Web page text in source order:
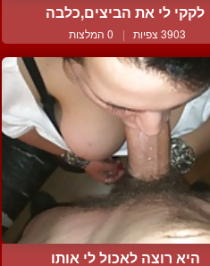
לקקי לי את הביצים,כלבה
3903 צפיות | 0 המלצות
היא רוצה לאכול לי אותו